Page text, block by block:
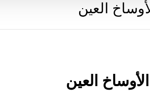
العين
العين